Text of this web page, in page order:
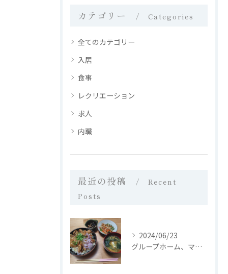
カテゴリー Categories
全てのカテゴリー
入居
食事
レクリエーション
求人
内職
最近の投稿
Recent
Posts
2024/06/23
グループホーム、マイホーム西日置では、皆さんに栄養バランスの...